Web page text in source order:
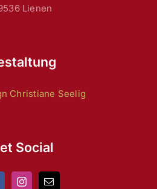
Lienen
Christiane Seelig
Social